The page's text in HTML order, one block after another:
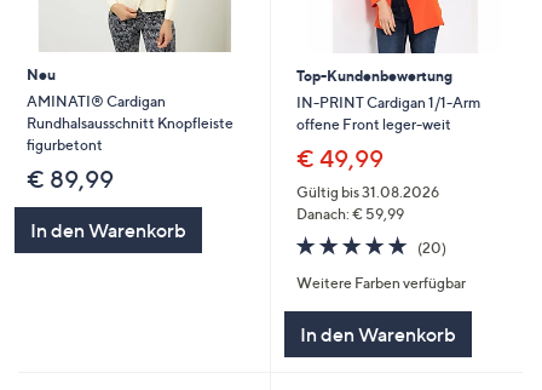
Neu
AMINATI® Cardigan
Rundhalsausschnitt Knopfleiste
figurbetont
€ 89,99
In den Warenkorb
Top-Kundenbewertung
IN-PRINT Cardigan 1/1-Arm
offene Front leger-weit
€ 49,99
Gültig bis 31.08.2026
Danach: € 59,99
4.7
von
5
(20)
Weitere Farben verfügbar
In den Warenkorb